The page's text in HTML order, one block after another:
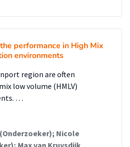
performance in High Mix
environments
region are often
low volume (HMLV)
…
Nicole
Max van Kruysdijk